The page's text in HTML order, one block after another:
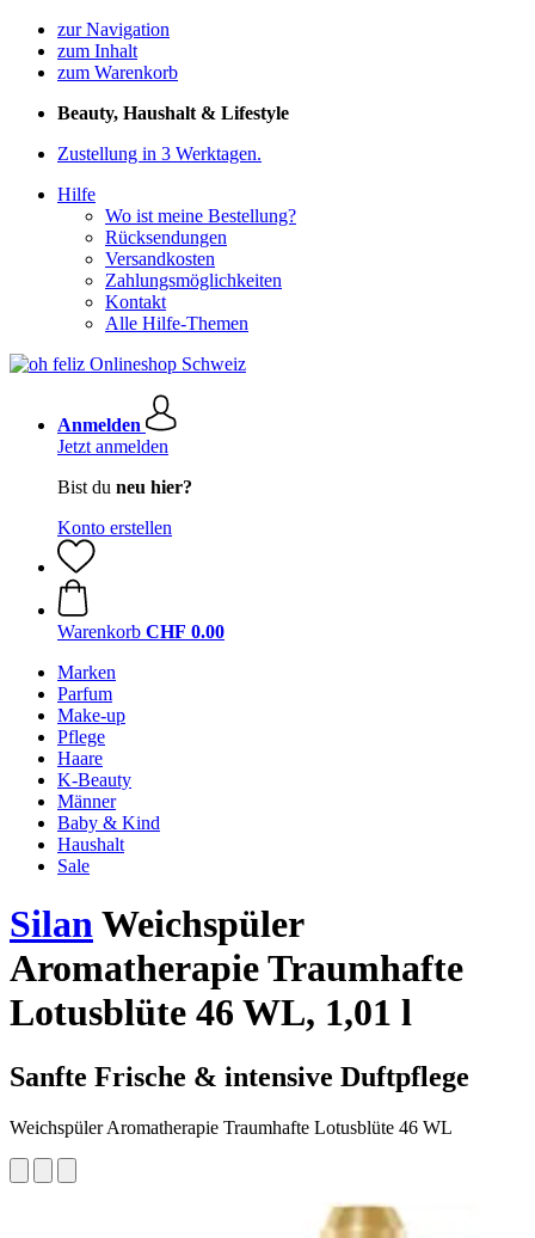
zur Navigation
zum Inhalt
zum Warenkorb
Beauty, Haushalt & Lifestyle
Zustellung in 3 Werktagen.
Hilfe
Wo ist meine Bestellung?
Rücksendungen
Versandkosten
Zahlungsmöglichkeiten
Kontakt
Alle Hilfe-Themen
Anmelden
Jetzt anmelden
Bist du neu hier?
Konto erstellen
Warenkorb CHF 0.00
Marken
Parfum
Make-up
Pflege
Haare
K-Beauty
Männer
Baby & Kind
Haushalt
Sale
SilanWeichspüler
Aromatherapie Traumhafte
Lotusblüte 46 WL, 1,01 l
Sanfte Frische & intensive Duftpflege
Weichspüler Aromatherapie Traumhafte Lotusblüte 46 WL